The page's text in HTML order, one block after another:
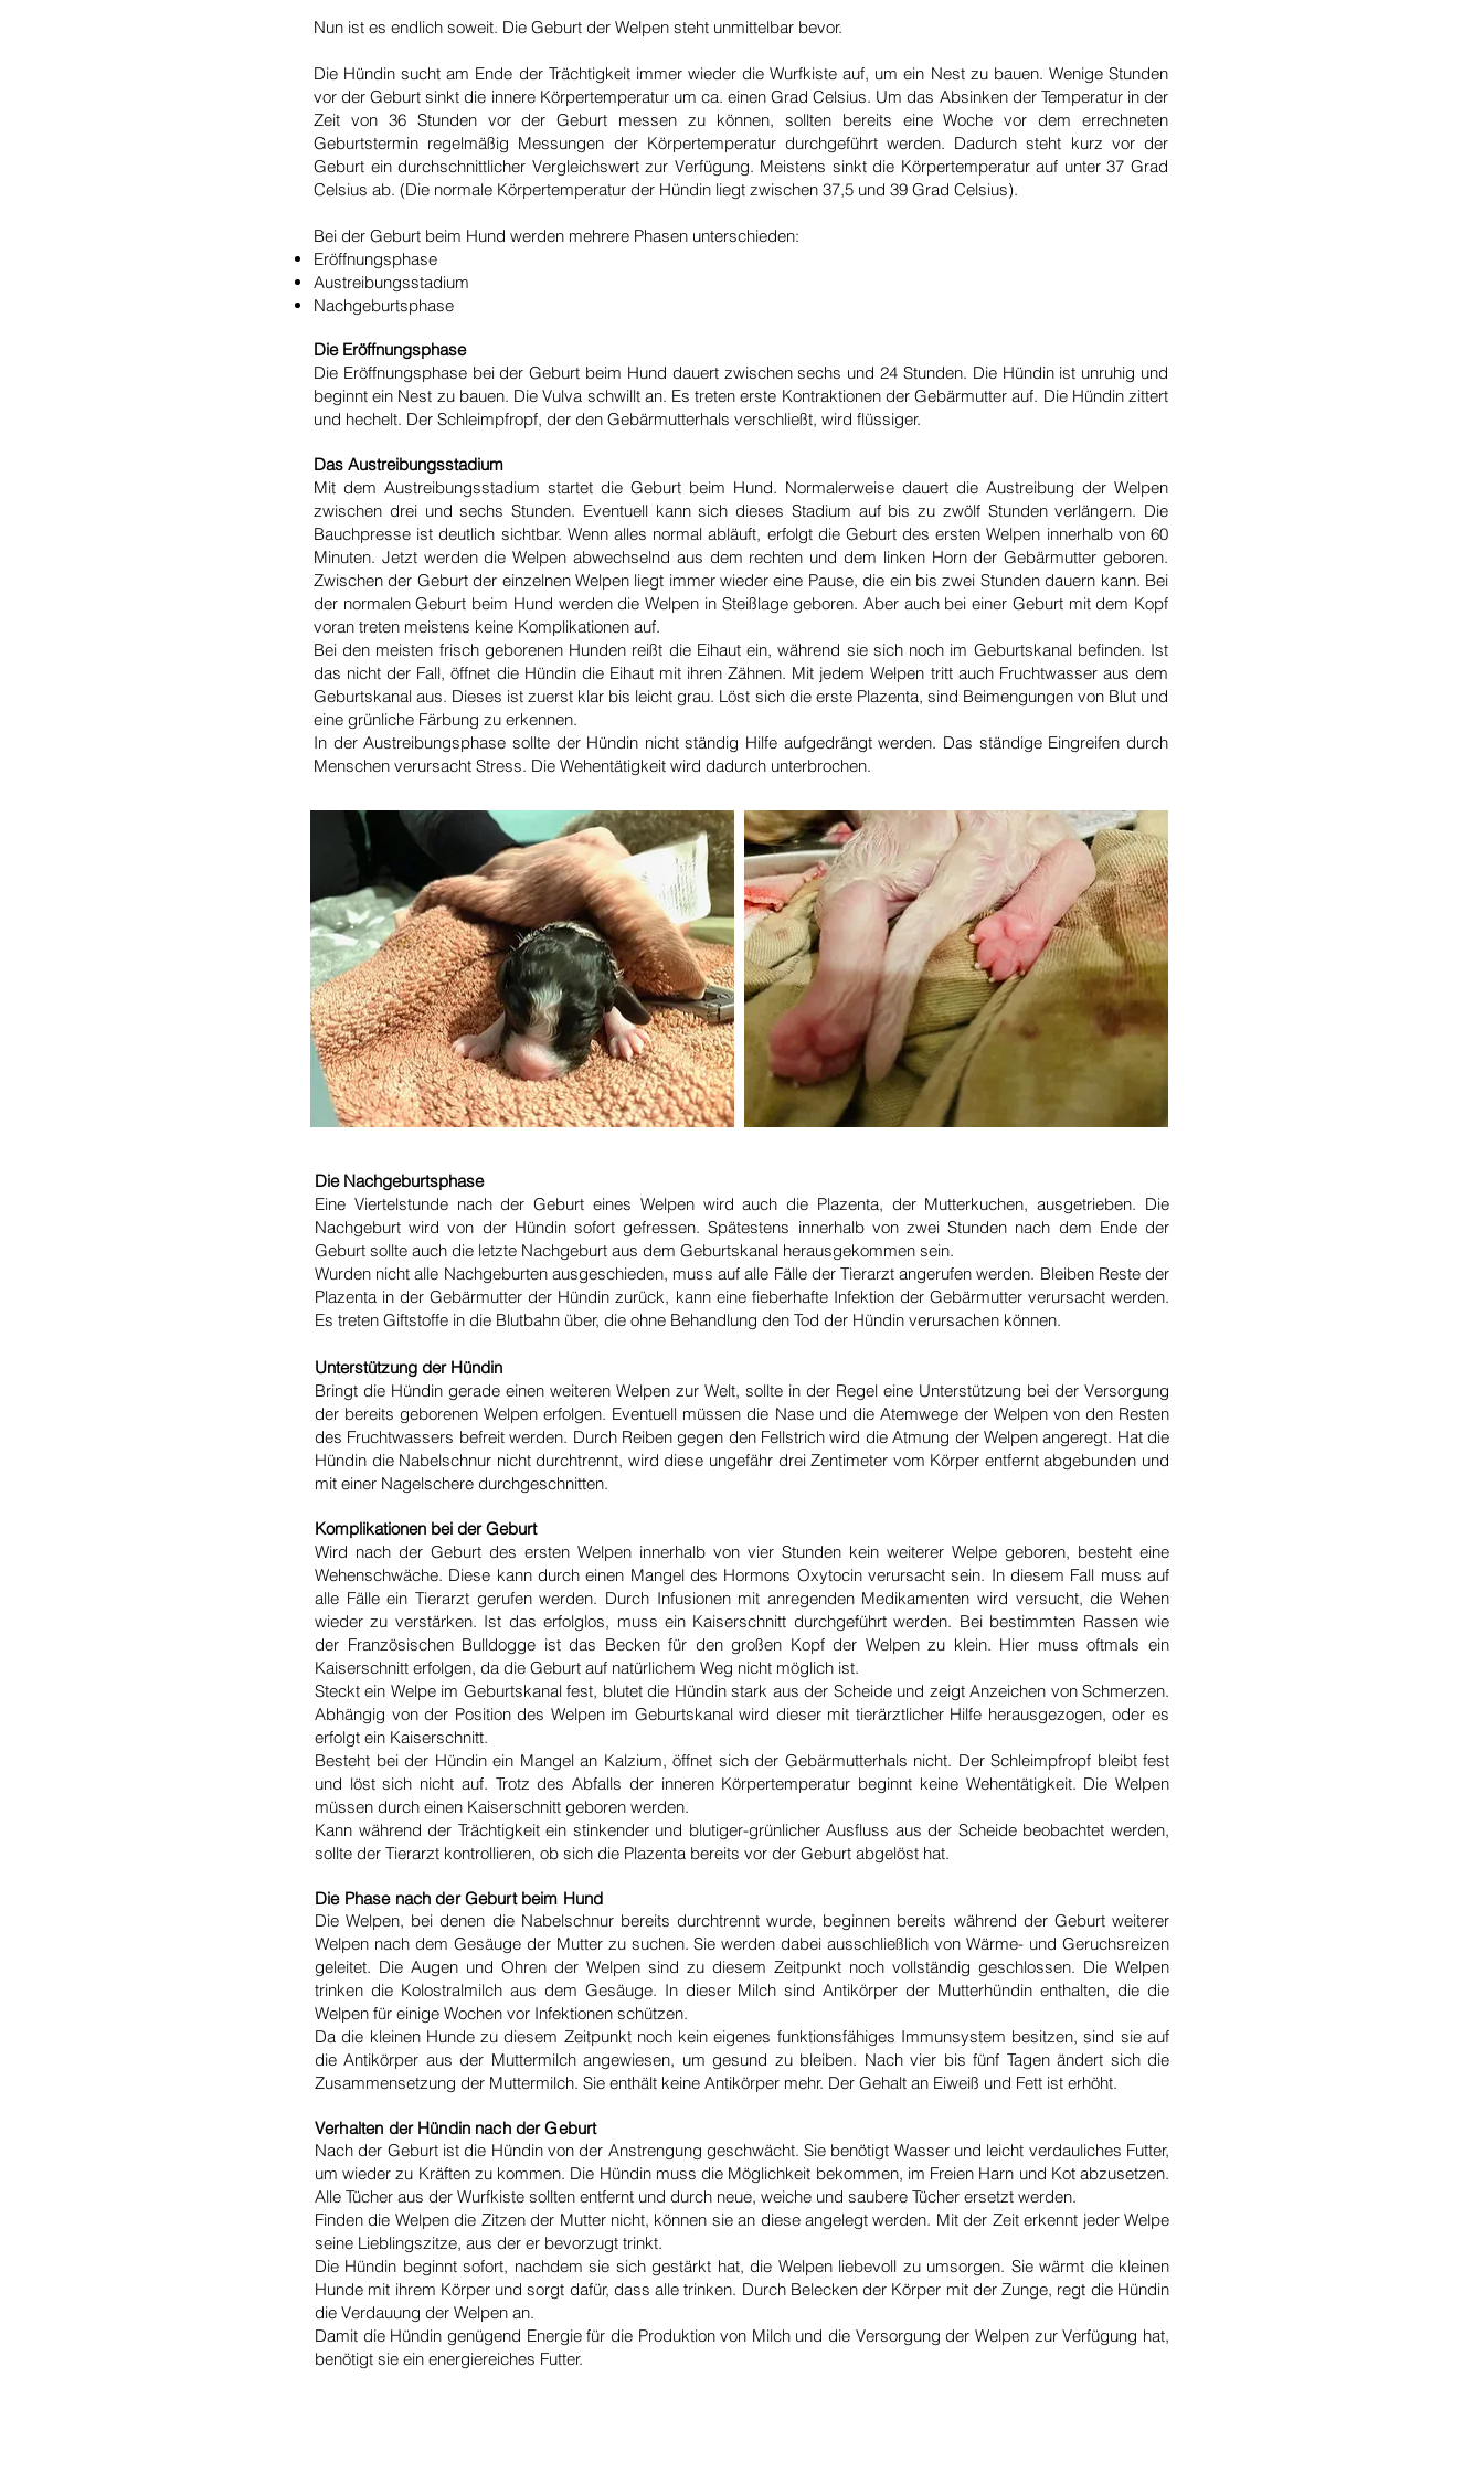
Nun ist es endlich soweit. Die Geburt der Welpen steht unmittelbar bevor.
Die Hündin sucht am Ende der Trächtigkeit immer wieder die Wurfkiste auf, um ein Nest zu bauen. Wenige Stunden
vor der Geburt sinkt die innere Körpertemperatur um ca. einen Grad Celsius. Um das Absinken der Temperatur in der
Zeit von 36 Stunden vor der Geburt messen zu können, sollten bereits eine Woche vor dem errechneten
Geburtstermin regelmäßig Messungen der Körpertemperatur durchgeführt werden. Dadurch steht kurz vor der
Geburt ein durchschnittlicher Vergleichswert zur Verfügung. Meistens sinkt die Körpertemperatur auf unter 37 Grad
Celsius ab. (Die normale Körpertemperatur der Hündin liegt zwischen 37,5 und 39 Grad Celsius).
Bei der Geburt beim Hund werden mehrere Phasen unterschieden:
Eröffnungsphase
Austreibungsstadium
Nachgeburtsphase
Die Eröffnungsphase
Die Eröffnungsphase bei der Geburt beim Hund dauert zwischen sechs und 24 Stunden. Die Hündin ist unruhig und
beginnt ein Nest zu bauen. Die Vulva schwillt an. Es treten erste Kontraktionen der Gebärmutter auf. Die Hündin zittert
und hechelt. Der Schleimpfropf, der den Gebärmutterhals verschließt, wird flüssiger.
Das Austreibungsstadium
Mit dem Austreibungsstadium startet die Geburt beim Hund. Normalerweise dauert die Austreibung der Welpen
zwischen drei und sechs Stunden. Eventuell kann sich dieses Stadium auf bis zu zwölf Stunden verlängern. Die
Bauchpresse ist deutlich sichtbar. Wenn alles normal abläuft, erfolgt die Geburt des ersten Welpen innerhalb von 60
Minuten. Jetzt werden die Welpen abwechselnd aus dem rechten und dem linken Horn der Gebärmutter geboren.
Zwischen der Geburt der einzelnen Welpen liegt immer wieder eine Pause, die ein bis zwei Stunden dauern kann. Bei
der normalen Geburt beim Hund werden die Welpen in Steißlage geboren. Aber auch bei einer Geburt mit dem Kopf
voran treten meistens keine Komplikationen auf.
Bei den meisten frisch geborenen Hunden reißt die Eihaut ein, während sie sich noch im Geburtskanal befinden. Ist
das nicht der Fall, öffnet die Hündin die Eihaut mit ihren Zähnen. Mit jedem Welpen tritt auch Fruchtwasser aus dem
Geburtskanal aus. Dieses ist zuerst klar bis leicht grau. Löst sich die erste Plazenta, sind Beimengungen von Blut und
eine grünliche Färbung zu erkennen.
In der Austreibungsphase sollte der Hündin nicht ständig Hilfe aufgedrängt werden. Das ständige Eingreifen durch
Menschen verursacht Stress. Die Wehentätigkeit wird dadurch unterbrochen.
Die Nachgeburtsphase
Eine Viertelstunde nach der Geburt eines Welpen wird auch die Plazenta, der Mutterkuchen, ausgetrieben. Die
Nachgeburt wird von der Hündin sofort gefressen. Spätestens innerhalb von zwei Stunden nach dem Ende der
Geburt sollte auch die letzte Nachgeburt aus dem Geburtskanal herausgekommen sein.
Wurden nicht alle Nachgeburten ausgeschieden, muss auf alle Fälle der Tierarzt angerufen werden. Bleiben Reste der
Plazenta in der Gebärmutter der Hündin zurück, kann eine fieberhafte Infektion der Gebärmutter verursacht werden.
Es treten Giftstoffe in die Blutbahn über, die ohne Behandlung den Tod der Hündin verursachen können.
Unterstützung der Hündin
Bringt die Hündin gerade einen weiteren Welpen zur Welt, sollte in der Regel eine Unterstützung bei der Versorgung
der bereits geborenen Welpen erfolgen. Eventuell müssen die Nase und die Atemwege der Welpen von den Resten
des Fruchtwassers befreit werden. Durch Reiben gegen den Fellstrich wird die Atmung der Welpen angeregt. Hat die
Hündin die Nabelschnur nicht durchtrennt, wird diese ungefähr drei Zentimeter vom Körper entfernt abgebunden und
mit einer Nagelschere durchgeschnitten.
Komplikationen bei der Geburt
Wird nach der Geburt des ersten Welpen innerhalb von vier Stunden kein weiterer Welpe geboren, besteht eine
Wehenschwäche. Diese kann durch einen Mangel des Hormons Oxytocin verursacht sein. In diesem Fall muss auf
alle Fälle ein Tierarzt gerufen werden. Durch Infusionen mit anregenden Medikamenten wird versucht, die Wehen
wieder zu verstärken. Ist das erfolglos, muss ein Kaiserschnitt durchgeführt werden. Bei bestimmten Rassen wie
der Französischen Bulldogge ist das Becken für den großen Kopf der Welpen zu klein. Hier muss oftmals ein
Kaiserschnitt erfolgen, da die Geburt auf natürlichem Weg nicht möglich ist.
Steckt ein Welpe im Geburtskanal fest, blutet die Hündin stark aus der Scheide und zeigt Anzeichen von Schmerzen.
Abhängig von der Position des Welpen im Geburtskanal wird dieser mit tierärztlicher Hilfe herausgezogen, oder es
erfolgt ein Kaiserschnitt.
Besteht bei der Hündin ein Mangel an Kalzium, öffnet sich der Gebärmutterhals nicht. Der Schleimpfropf bleibt fest
und löst sich nicht auf. Trotz des Abfalls der inneren Körpertemperatur beginnt keine Wehentätigkeit. Die Welpen
müssen durch einen Kaiserschnitt geboren werden.
Kann während der Trächtigkeit ein stinkender und blutiger-grünlicher Ausfluss aus der Scheide beobachtet werden,
sollte der Tierarzt kontrollieren, ob sich die Plazenta bereits vor der Geburt abgelöst hat.
Die Phase nach der Geburt beim Hund
Die Welpen, bei denen die Nabelschnur bereits durchtrennt wurde, beginnen bereits während der Geburt weiterer
Welpen nach dem Gesäuge der Mutter zu suchen. Sie werden dabei ausschließlich von Wärme- und Geruchsreizen
geleitet. Die Augen und Ohren der Welpen sind zu diesem Zeitpunkt noch vollständig geschlossen. Die Welpen
trinken die Kolostralmilch aus dem Gesäuge. In dieser Milch sind Antikörper der Mutterhündin enthalten, die die
Welpen für einige Wochen vor Infektionen schützen.
Da die kleinen Hunde zu diesem Zeitpunkt noch kein eigenes funktionsfähiges Immunsystem besitzen, sind sie auf
die Antikörper aus der Muttermilch angewiesen, um gesund zu bleiben. Nach vier bis fünf Tagen ändert sich die
Zusammensetzung der Muttermilch. Sie enthält keine Antikörper mehr. Der Gehalt an Eiweiß und Fett ist erhöht.
Verhalten der Hündin nach der Geburt
Nach der Geburt ist die Hündin von der Anstrengung geschwächt. Sie benötigt Wasser und leicht verdauliches Futter,
um wieder zu Kräften zu kommen. Die Hündin muss die Möglichkeit bekommen, im Freien Harn und Kot abzusetzen.
Alle Tücher aus der Wurfkiste sollten entfernt und durch neue, weiche und saubere Tücher ersetzt werden.
Finden die Welpen die Zitzen der Mutter nicht, können sie an diese angelegt werden. Mit der Zeit erkennt jeder Welpe
seine Lieblingszitze, aus der er bevorzugt trinkt.
Die Hündin beginnt sofort, nachdem sie sich gestärkt hat, die Welpen liebevoll zu umsorgen. Sie wärmt die kleinen
Hunde mit ihrem Körper und sorgt dafür, dass alle trinken. Durch Belecken der Körper mit der Zunge, regt die Hündin
die Verdauung der Welpen an.
Damit die Hündin genügend Energie für die Produktion von Milch und die Versorgung der Welpen zur Verfügung hat,
benötigt sie ein energiereiches Futter.